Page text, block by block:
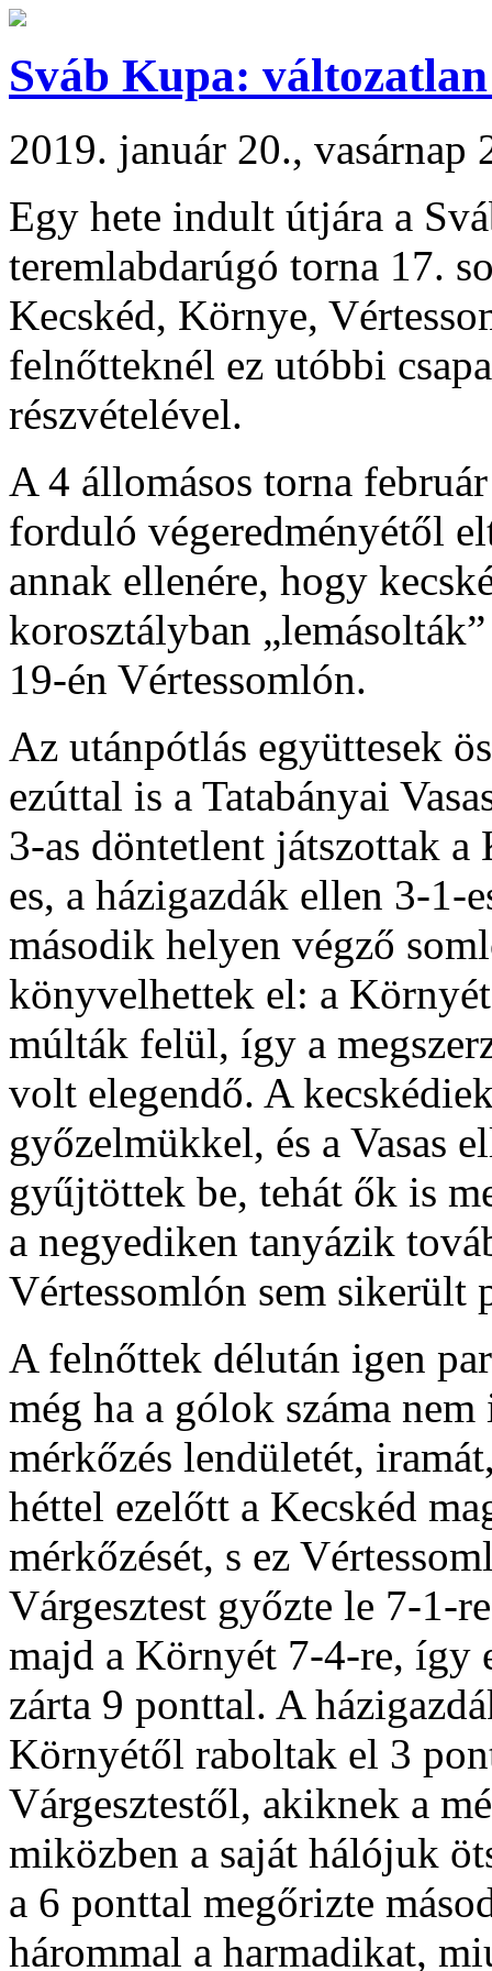
Sváb Kupa:
2019. január 20., vasárnap
Egy hete indult útjára a
teremlabdarúgó torna 17.
Kecskéd, Környe,
felnőtteknél ez utóbbi
részvételével.
A 4 állomásos torna
forduló végeredményétől
annak ellenére, hogy
korosztályban
19-én Vértessomlón.
Az utánpótlás együttesek
ezúttal is a Tatabányai
3-as döntetlent játszottak
es, a házigazdák ellen 3-1-
második helyen végző
könyvelhettek el: a
múlták felül, így a
volt elegendő. A
győzelmükkel, és a Vasas
gyűjtöttek be, tehát ők is
a negyediken tanyázik
Vértessomlón sem sikerült
A felnőttek délután igen
még ha a gólok száma
mérkőzés lendületét,
héttel ezelőtt a Kecskéd
mérkőzését, s ez
Várgesztest győzte le 7-1-
majd a Környét 7-4-re, így
zárta 9 ponttal. A
Környétől raboltak el 3
Várgesztestől, akiknek a
miközben a saját hálójuk
a 6 ponttal megőrizte
hárommal a harmadikat,